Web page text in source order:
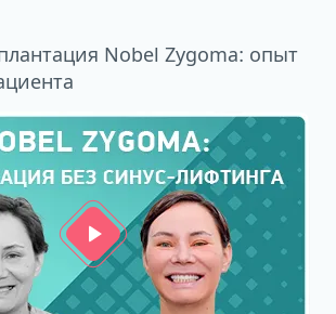
Nobel Zygoma: опыт